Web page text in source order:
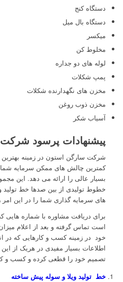
دستگاه کنج
دستگاه بال میل
میکسر
مخلوط کن
لوله های دو جداره
پمپ شکلات
مخزن های نگهدارنده شکلات
مخزن ذوب روغن
آسیاب شکر
پیشنهادات پرسود
شرکت سارگن استون در زمینه
کمترین چالش های ممکن سرمایه شما
بسیار عالی را ارائه می دهد. این
خطوط تولیدی از بین صدها خط تولید
های سرمایه گذاری شما را در این امر
برای دریافت مشاوره با شماره هایی
است تماس گرفته و بعد از اعلام
خود در زمینه کسب و کارهایی که در
اطلاعات بسیار مفیدی در هریک از
تصمیم خود را قطعی کرده و کسب و
خط تولید ویلا و سوله پیش ساخته